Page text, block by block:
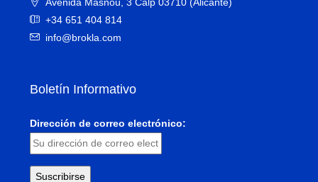
+34 651 404 814
info@brokla.com
Boletín Informativo
Dirección de correo electrónico: